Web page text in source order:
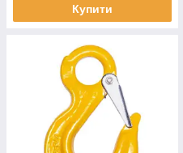
Купити